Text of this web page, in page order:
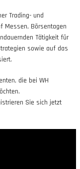
Trading- und
Messen, Börsentagen
Tätigkeit für
sowie auf das
die bei WH
Sie sich jetzt